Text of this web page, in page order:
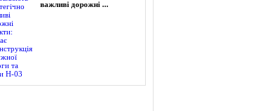
важливі дорожні ...